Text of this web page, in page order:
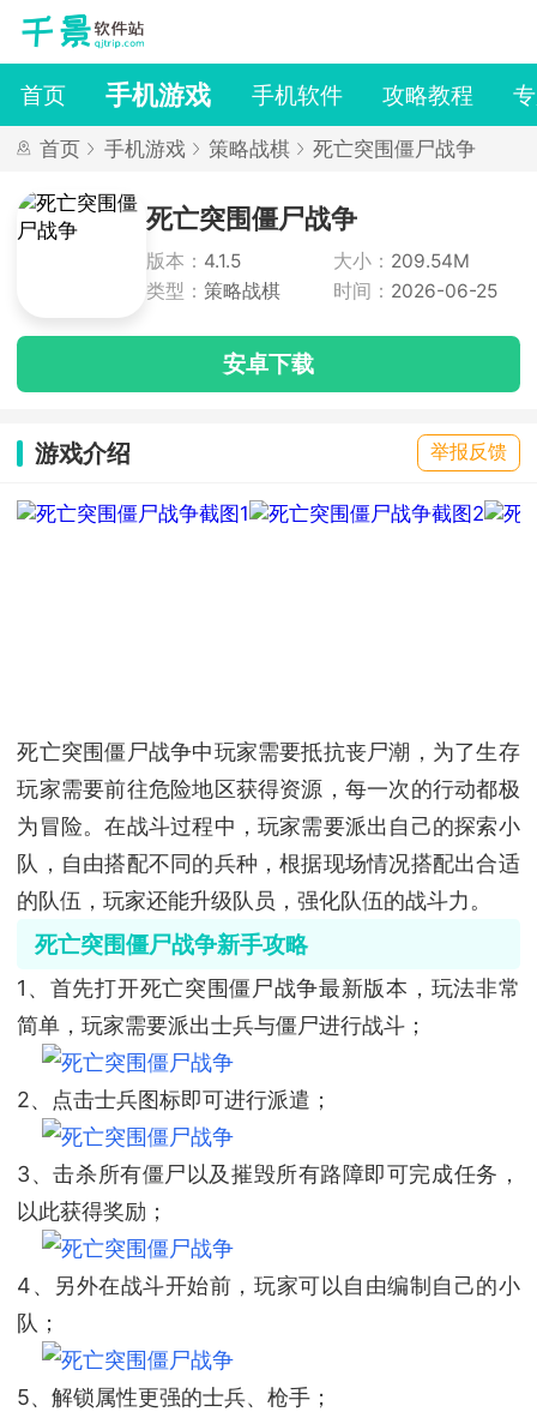
首页 手机游戏 手机软件 攻略教程
首页 手机游戏 策略战棋 死亡突围僵尸战争
死亡突围僵尸战争
版本： 4.1.5 大小： 209.54M
类型： 策略战棋 时间： 2026-06-25
安卓下载
游戏介绍 举报反馈
死亡突围僵尸战争中玩家需要抵抗丧尸潮，为了生存
玩家需要前往危险地区获得资源，每一次的行动都极
为冒险。在战斗过程中，玩家需要派出自己的探索小
队，自由搭配不同的兵种，根据现场情况搭配出合适
的队伍，玩家还能升级队员，强化队伍的战斗力。
死亡突围僵尸战争新手攻略
1 、首先打开死亡突围僵尸战争最新版本，玩法非常
简单，玩家需要派出士兵与僵尸进行战斗；
2、点击士兵图标即可进行派遣；
3、击杀所有僵尸以及摧毁所有路障即可完成任务，
以此获得奖励；
4、另外在战斗开始前，玩家可以自由编制自己的小
队；
5、解锁属性更强的士兵、枪手；